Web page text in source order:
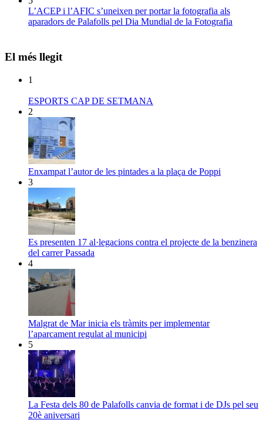
L’ACEP i l’AFIC s’uneixen per portar la fotografia als
aparadors de Palafolls pel Dia Mundial de la Fotografia
El més llegit
1
ESPORTS CAP DE SETMANA
2
Enxampat l’autor de les pintades a la plaça de Poppi
3
Es presenten 17 al·legacions contra el projecte de la benzinera
del carrer Passada
4
Malgrat de Mar inicia els tràmits per implementar
l’aparcament regulat al municipi
5
La Festa dels 80 de Palafolls canvia de format i de DJs pel seu
20è aniversari